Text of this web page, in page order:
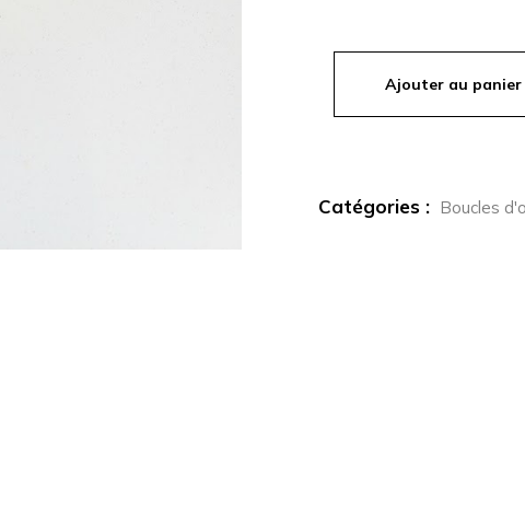
quantité de ISLAND -
Ajouter au panier
Catégories : Boucles